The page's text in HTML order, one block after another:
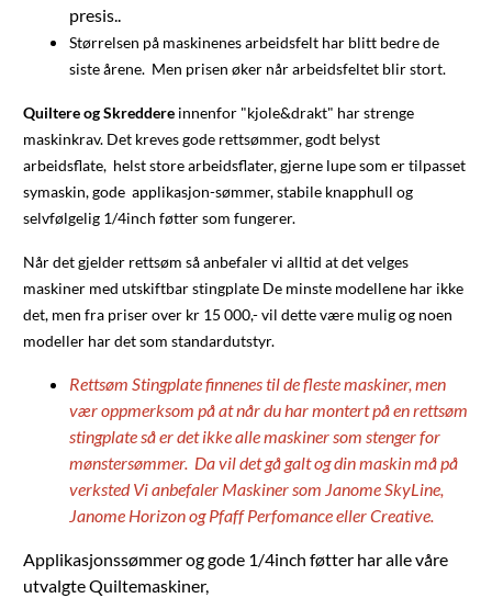
presis..
Størrelsen på maskinenes arbeidsfelt har blitt bedre de
siste årene. Men prisen øker når arbeidsfeltet blir stort.
Quiltere og Skreddere innenfor "kjole&drakt" har strenge
maskinkrav. Det kreves gode rettsømmer, godt belyst
arbeidsflate, helst store arbeidsflater, gjerne lupe som er tilpasset
symaskin, gode applikasjon-sømmer, stabile knapphull og
selvfølgelig 1/4inch føtter som fungerer.
Når det gjelder rettsøm så anbefaler vi alltid at det velges
maskiner med utskiftbar stingplate De minste modellene har ikke
det, men fra priser over kr 15 000,- vil dette være mulig og noen
modeller har det som standardutstyr.
Rettsøm Stingplate finnenes til de fleste maskiner, men
vær oppmerksom på at når du har montert på en rettsøm
stingplate så er det ikke alle maskiner som stenger for
mønstersømmer. Da vil det gå galt og din maskin må på
verksted Vi anbefaler Maskiner som Janome SkyLine,
Janome Horizon og Pfaff Perfomance eller Creative.
Applikasjonssømmer og gode 1/4inch føtter har alle våre
utvalgte Quiltemaskiner,